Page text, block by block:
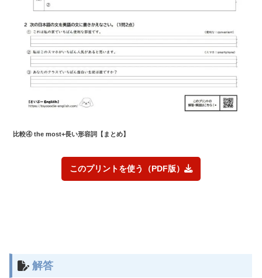
比較④ the most+長い形容詞【まとめ】
このプリントを使う（PDF版）
解答